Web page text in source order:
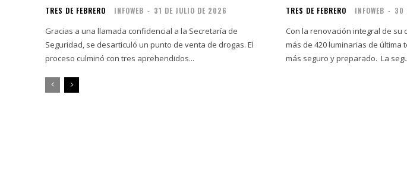
TRES DE FEBRERO INFOWEB - 31 DE JULIO DE 2026
Gracias a una llamada confidencial a la Secretaría de
Seguridad, se desarticuló un punto de venta de drogas. El
proceso culminó con tres aprehendidos...
TRES DE FEBRERO INFOWEB - 30
Con la renovación integral de su
más de 420 luminarias de última
más seguro y